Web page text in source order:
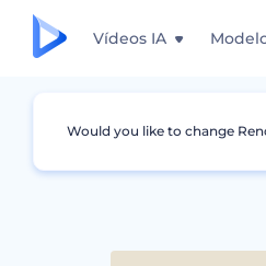
Vídeos IA
Design Gráfico
Would you like to change